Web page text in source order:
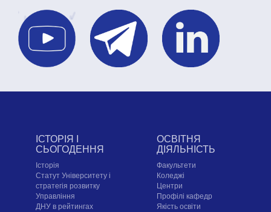
ІСТОРІЯ І
СЬОГОДЕННЯ
Історія
Статут Університету і
стратегія розвитку
Управління
ДНУ в рейтингах
ОСВІТНЯ
ДІЯЛЬНІСТЬ
Факультети
Коледжі
Центри
Профілі кафедр
Якість освіти